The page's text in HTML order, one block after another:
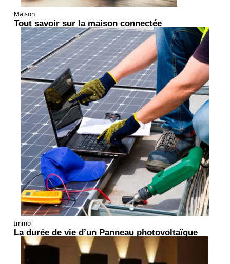
Maison
Tout savoir sur la maison connectée
Immo
La durée de vie d’un Panneau photovoltaïque